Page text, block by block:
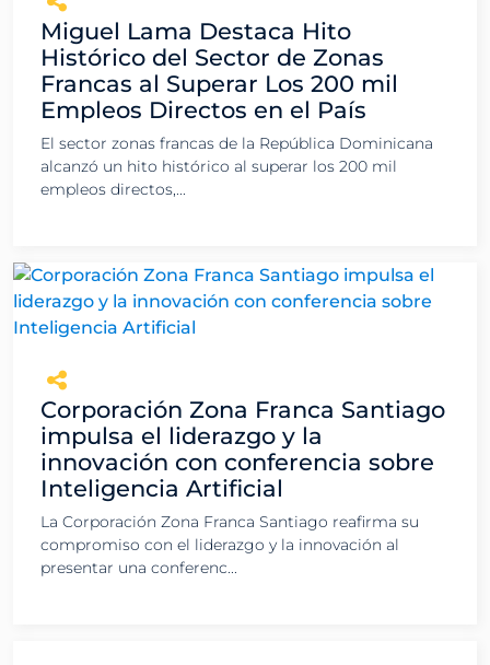
Miguel Lama Destaca Hito
Histórico del Sector de Zonas
Francas al Superar Los 200 mil
Empleos Directos en el País
El sector zonas francas de la República Dominicana
alcanzó un hito histórico al superar los 200 mil
empleos directos,...
Corporación Zona Franca Santiago
impulsa el liderazgo y la
innovación con conferencia sobre
Inteligencia Artificial
La Corporación Zona Franca Santiago reafirma su
compromiso con el liderazgo y la innovación al
presentar una conferenc...